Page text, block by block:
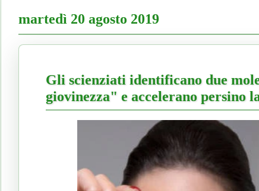
martedì 20 agosto 2019
Gli scienziati identificano due
giovinezza" e accelerano persino